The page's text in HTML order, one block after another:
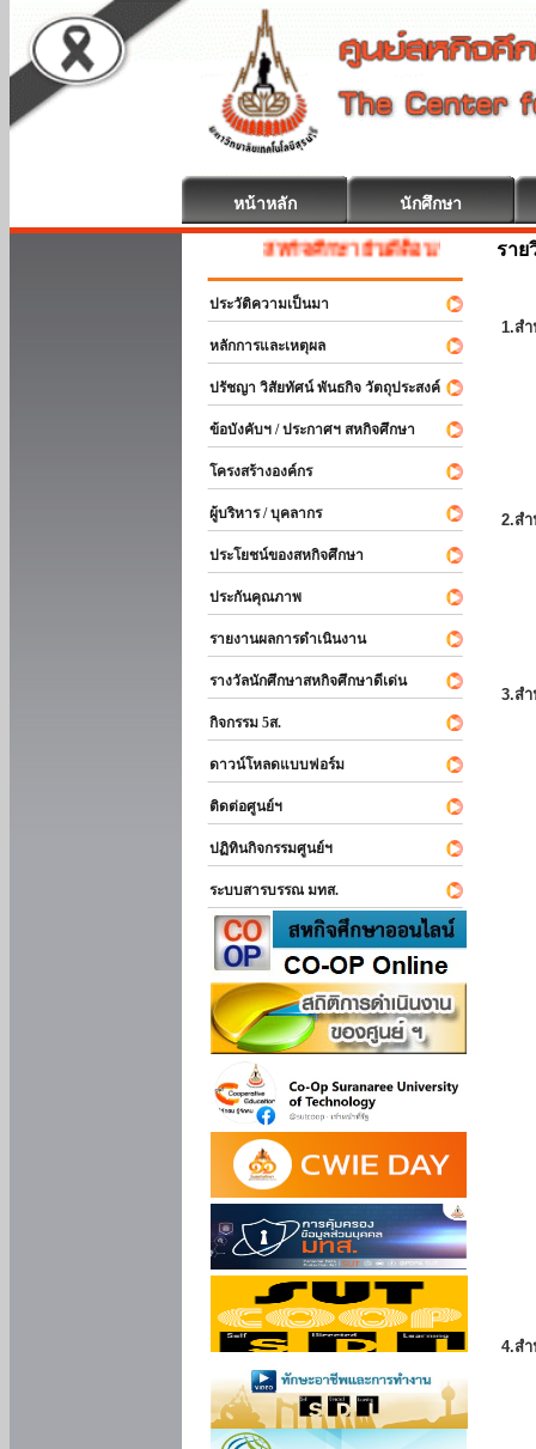
หน้าหลัก นักศึกษา
สหกิจศึกษา ยินดีต้อนรับ
ประวัติความเป็นมา
หลักการและเหตุผล
ปรัชญา วิสัยทัศน์ พันธกิจ วัตถุประสงค์
ข้อบังคับฯ / ประกาศฯ สหกิจศึกษา
โครงสร้างองค์กร
ผู้บริหาร / บุคลากร
ประโยชน์ของสหกิจศึกษา
ประกันคุณภาพ
รายงานผลการดำเนินงาน
รางวัลนักศึกษาสหกิจศึกษาดีเด่น
กิจกรรม 5ส.
ดาวน์โหลดแบบฟอร์ม
ติดต่อศูนย์ฯ
ปฏิทินกิจกรรมศูนย์ฯ
ระบบสารบรรณ มทส.
ราย
1.ส
2.ส
3.ส
4.ส